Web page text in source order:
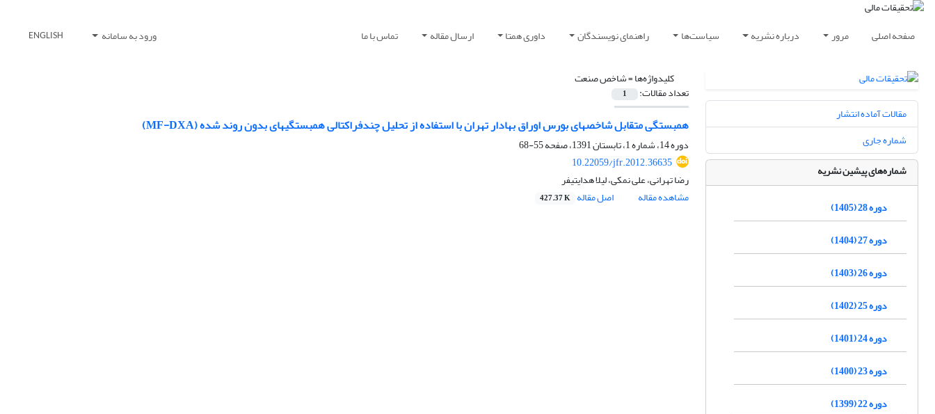
صفحه اصلی مرور درباره نشریه سیاست‌ها راهنمای نویسندگان داوری همتا ارسال مقاله تماس با ما ورود به سامانه ENGLISH
کلیدواژه‌ها =شاخص صنعت
تعداد مقالات: 1
همبستگی متقابل شاخص‎های بورس اوراق بهادار تهران با استفاده از تحلیل چندفراکتالی همبستگی‎های بدون روند شده (MF-DXA)
دوره 14، شماره 1، تابستان 1391، صفحه
55-68
10.22059/jfr.2012.36635
رضا تهرانی، علی نمکی، لیلا هدایتی‎فر
مشاهده مقاله
اصل مقاله 427.37 K
مقالات آماده انتشار
شماره جاری
شماره‌های پیشین نشریه
دوره 28 (1405)
دوره 27 (1404)
دوره 26 (1403)
دوره 25 (1402)
دوره 24 (1401)
دوره 23 (1400)
دوره 22 (1399)